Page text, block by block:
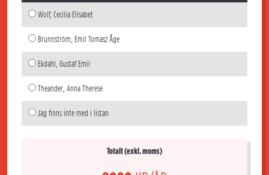
Wolf, Cecilia Elisabet
Brunnström, Emil Tomasz Åge
Ekdahl, Gustaf Emil
Theander, Anna Therese
Jag finns inte med i listan
Totalt (exkl. moms)